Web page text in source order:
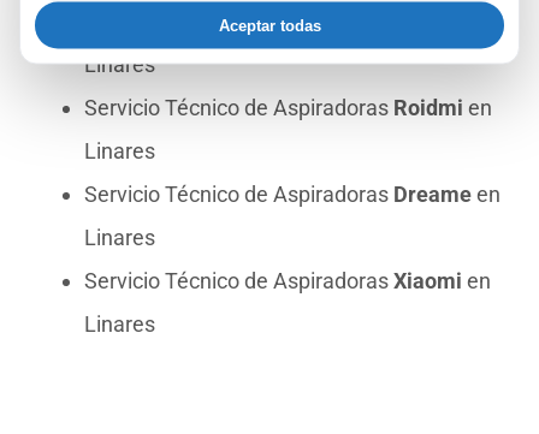
Servicio Técnico de Aspiradoras
Linares
Servicio Técnico de Aspiradoras Roidmi en
Linares
Servicio Técnico de Aspiradoras Dreameen
Linares
Servicio Técnico de AspiradorasXiaomi en
Linares
Aceptar todas